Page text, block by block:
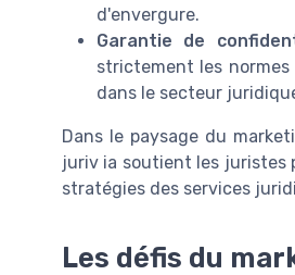
d'envergure.
Garantie de
strictement les
dans le secteur
Dans le paysage du
juriv ia soutient les juristes
stratégies des services
Les défis du